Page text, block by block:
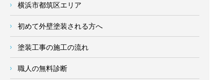
横浜市都筑区エリア
初めて外壁塗装される方へ
塗装工事の施工の流れ
職人の無料診断